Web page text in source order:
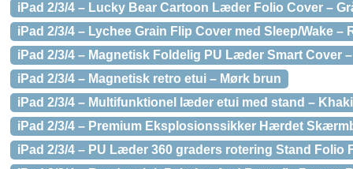
iPad 2/3/4 – Lucky Bear Cartoon Læder Folio Cover –
iPad 2/3/4 – Lychee Grain Flip Cover med Sleep/Wake –
iPad 2/3/4 – Magnetisk Foldelig PU Læder Smart Cover
iPad 2/3/4 – Magnetisk retro etui – Mørk brun
iPad 2/3/4 – Multifunktionel læder etui med stand – Khaki
iPad 2/3/4 – Premium Eksplosionssikker Hærdet
iPad 2/3/4 – PU Læder 360 graders rotering Stand Folio